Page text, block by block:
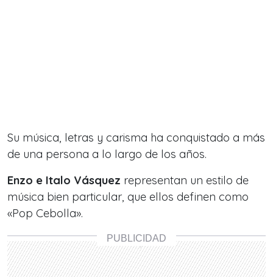
Su música, letras y carisma ha conquistado a más
de una persona a lo largo de los años.
Enzo e Italo Vásquez representan un estilo de
música bien particular, que ellos definen como
«Pop Cebolla».